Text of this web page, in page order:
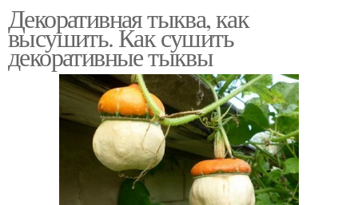
Декоративная тыква, как
высушить. Как сушить
декоративные тыквы